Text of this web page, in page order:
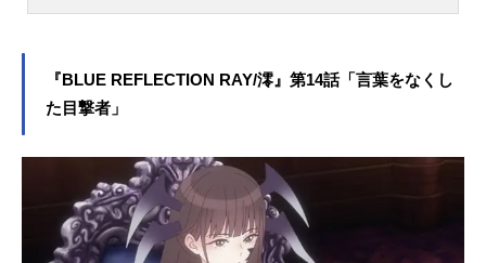
クール直前特番■2021年7月3日(土)1
L：http://live.nico...
ャラ情報も公開
UEREFLECTION 幻に舞う少女の
ジェクト」。新作ゲーム2タイトルの
先陣を切って、TVアニメ『BLUERE
FLECTIONRAY/澪』が“アニメイズ
ム”枠ほかにて好評放送中です。衝撃
的な展開で終わりを告げた第1クー
『BLUE REFLECTION RAY/澪』第14話「言葉をなくし
た目撃者」